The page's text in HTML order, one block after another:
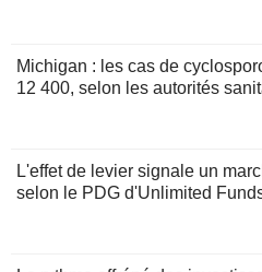
Michigan : les cas de
12 400, selon les autorités
L'effet de levier signale un
selon le PDG d'Unlimited